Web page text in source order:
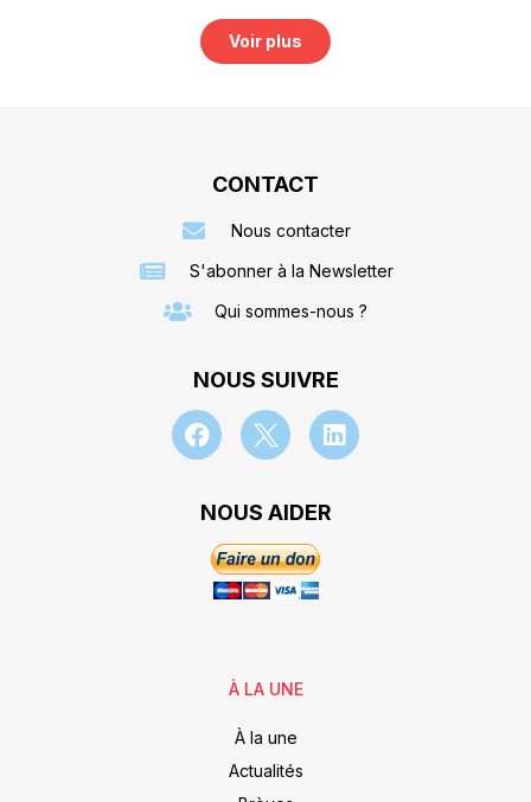
Voir plus
CONTACT
Nous contacter
S'abonner à la Newsletter
Qui sommes-nous ?
NOUS SUIVRE
NOUS AIDER
À LA UNE
À la une
Actualités